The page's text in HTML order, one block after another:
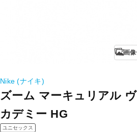
画
Nike (ナイキ)
ズーム マーキュリアル
カデミー HG
ユニセックス